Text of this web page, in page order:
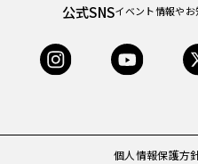
公式SNSイベント情報や
個人情報保護方